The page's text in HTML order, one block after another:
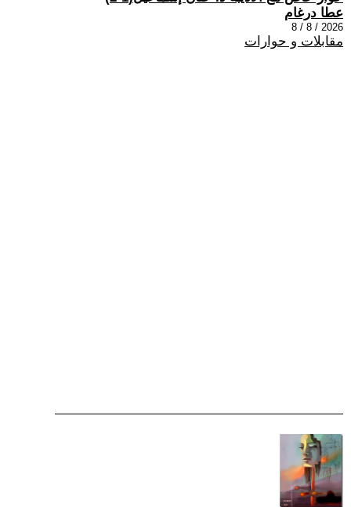
عطا درغام
2026 / 8 / 8
مقابلات و حوارات